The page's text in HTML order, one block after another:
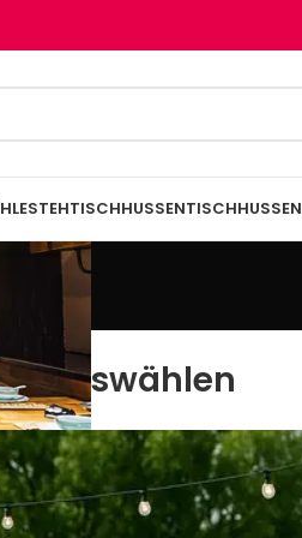
STEHTISCHHUSSENTISCHHUSSEN
auswählen